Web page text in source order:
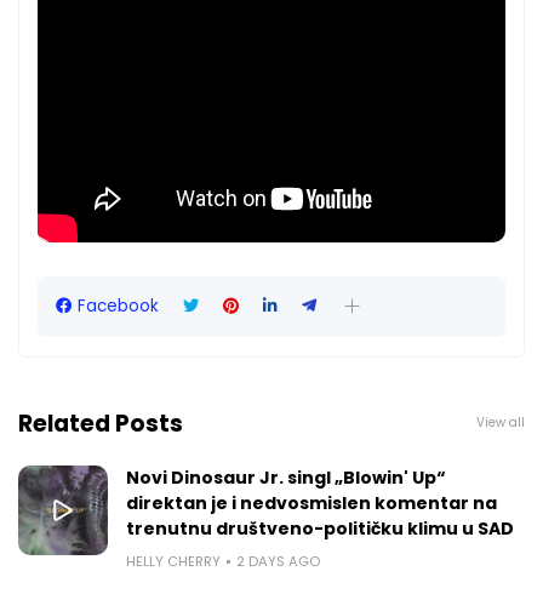
Facebook
Related Posts View all
Novi Dinosaur Jr. singl „Blowin' Up“
direktan je i nedvosmislen komentar na
trenutnu društveno-političku klimu u SAD
HELLY CHERRY 2 DAYS AGO